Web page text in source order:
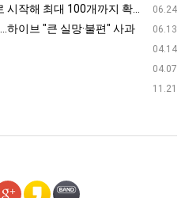
06.24
아직 확정되지 않았지만, 시장 대표성이나 거래량을 고려해 선정할 계획이다.
06.13
하이브 "큰 실망·불편" 사과
04.14
04.07
11.21